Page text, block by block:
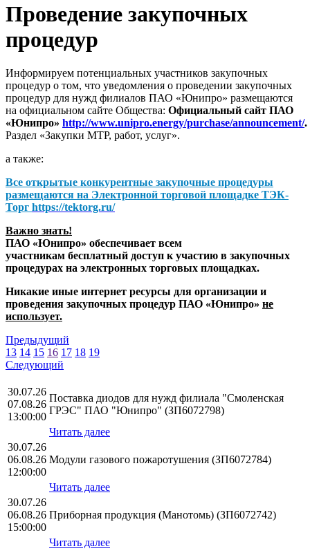
Проведение закупочных
процедур
Информируем потенциальных участников закупочных
процедур о том, что уведомления о проведении закупочных
процедур для нужд филиалов ПАО «Юнипро» размещаются
на официальном сайте Общества: Официальный сайт ПАО
«Юнипро» http://www.unipro.energy/purchase/announcement/.
Раздел «Закупки МТР, работ, услуг».
а также:
Все открытые конкурентные закупочные процедуры
размещаются на Электронной торговой площадке ТЭК-
Торг https://tektorg.ru/
Важно знать!
ПАО «Юнипро» обеспечивает всем
участникам бесплатный доступ к участию в закупочных
процедурах на электронных торговых площадках.
Никакие иные интернет ресурсы для организации и
проведения закупочных процедур ПАО «Юнипро» не
использует.
Предыдущий
13 14 15 16 17 18 19
Следующий
30.07.26
07.08.26
13:00:00
Поставка диодов для нужд филиала "Смоленская
ГРЭС" ПАО "Юнипро" (ЗП6072798)
Читать далее
30.07.26
06.08.26
12:00:00
Модули газового пожаротушения (ЗП6072784)
Читать далее
30.07.26
06.08.26
15:00:00
Приборная продукция (Манотомь) (ЗП6072742)
Читать далее